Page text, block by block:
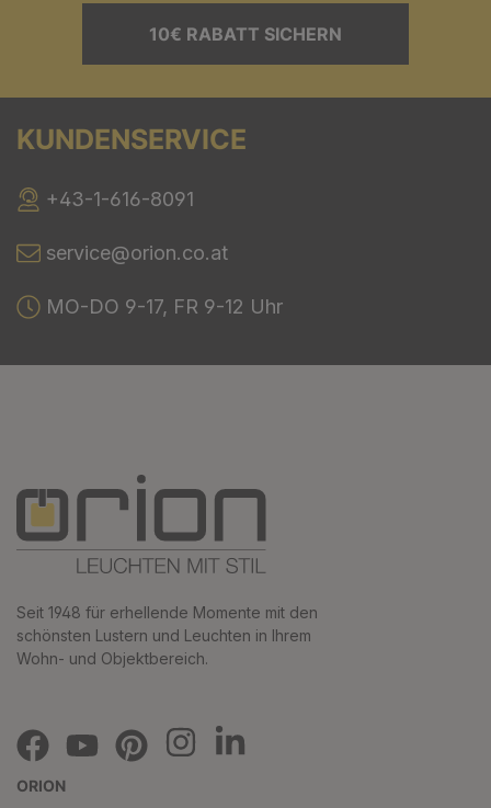
10€ RABATT SICHERN
KUNDENSERVICE
+43-1-616-8091
service@orion.co.at
MO-DO 9-17, FR 9-12 Uhr
Seit 1948 für erhellende Momente mit den
schönsten Lustern und Leuchten in Ihrem
Wohn- und Objektbereich.
ORION